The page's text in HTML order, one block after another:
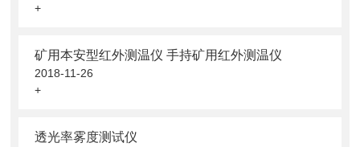
+
矿用本安型红外测温仪 手持矿用红外测温仪
2018-11-26
+
透光率雾度测试仪